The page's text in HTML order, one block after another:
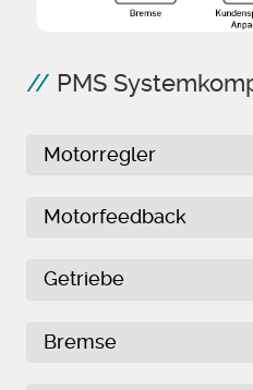
PMS
Motorregler
Motorfeedback
Getriebe
Bremse